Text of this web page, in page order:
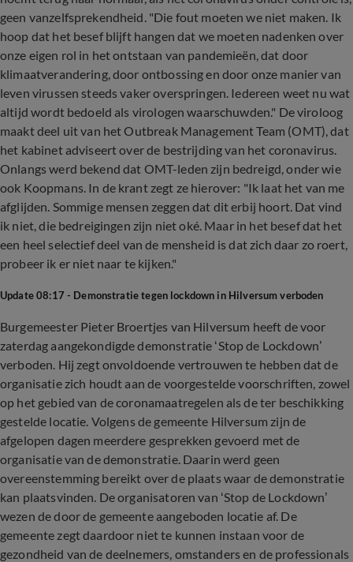
geen vanzelfsprekendheid. "Die fout moeten we niet maken. Ik
hoop dat het besef blijft hangen dat we moeten nadenken over
onze eigen rol in het ontstaan van pandemieën, dat door
klimaatverandering, door ontbossing en door onze manier van
leven virussen steeds vaker overspringen. Iedereen weet nu wat
altijd wordt bedoeld als virologen waarschuwden." De viroloog
maakt deel uit van het Outbreak Management Team (OMT), dat
het kabinet adviseert over de bestrijding van het coronavirus.
Onlangs werd bekend dat OMT-leden zijn bedreigd, onder wie
ook Koopmans. In de krant zegt ze hierover: "Ik laat het van me
afglijden. Sommige mensen zeggen dat dit erbij hoort. Dat vind
ik niet, die bedreigingen zijn niet oké. Maar in het besef dat het
een heel selectief deel van de mensheid is dat zich daar zo roert,
probeer ik er niet naar te kijken."
Update 08:17 - Demonstratie tegen lockdown in Hilversum verboden
Burgemeester Pieter Broertjes van Hilversum heeft de voor
zaterdag aangekondigde demonstratie ‘Stop de Lockdown’
verboden. Hij zegt onvoldoende vertrouwen te hebben dat de
organisatie zich houdt aan de voorgestelde voorschriften, zowel
op het gebied van de coronamaatregelen als de ter beschikking
gestelde locatie. Volgens de gemeente Hilversum zijn de
afgelopen dagen meerdere gesprekken gevoerd met de
organisatie van de demonstratie. Daarin werd geen
overeenstemming bereikt over de plaats waar de demonstratie
kan plaatsvinden. De organisatoren van ‘Stop de Lockdown’
wezen de door de gemeente aangeboden locatie af. De
gemeente zegt daardoor niet te kunnen instaan voor de
gezondheid van de deelnemers, omstanders en de professionals